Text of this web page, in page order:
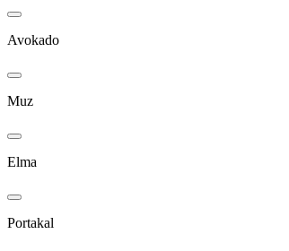
Avokado
Muz
Elma
Portakal